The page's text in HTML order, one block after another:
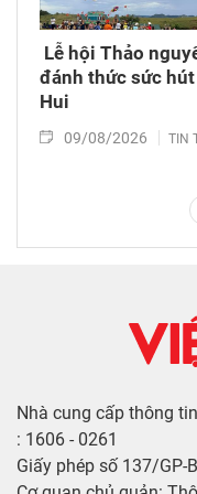
Lễ hội Thảo
đánh thức sức
Hui
09/08/2026 TIN
Nhà cung cấp thông
: 1606 - 0261
Giấy phép số 137/